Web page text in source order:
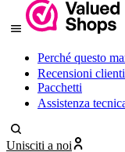
Perché questo
Recensioni clienti
Pacchetti
Assistenza
Unisciti a noi